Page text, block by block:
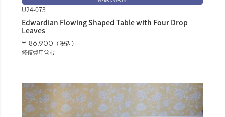
U24-073
Edwardian Flowing Shaped Table with Four Drop
Leaves
¥186,900
税込
修復費用含む